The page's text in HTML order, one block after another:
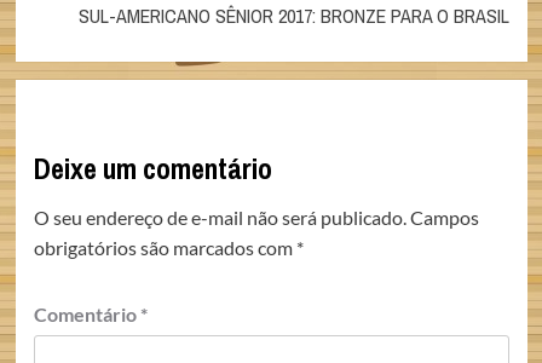
SUL-AMERICANO SÊNIOR 2017: BRONZE PARA O BRASIL
Deixe um comentário
O seu endereço de e-mail não será publicado. Campos
obrigatórios são marcados com *
Comentário *